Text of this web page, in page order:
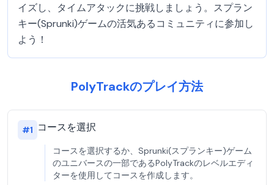
イズし、タイムアタックに挑戦しましょう。スプラン
キー(Sprunki)ゲームの活気あるコミュニティに参加し
よう！
PolyTrackのプレイ方法
#1 コースを選択
コースを選択するか、Sprunki(スプランキー)ゲーム
のユニバースの一部であるPolyTrackのレベルエディ
ターを使用してコースを作成します。